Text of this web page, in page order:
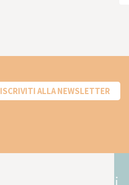
ISCRIVITI ALLA NEWSLETTER